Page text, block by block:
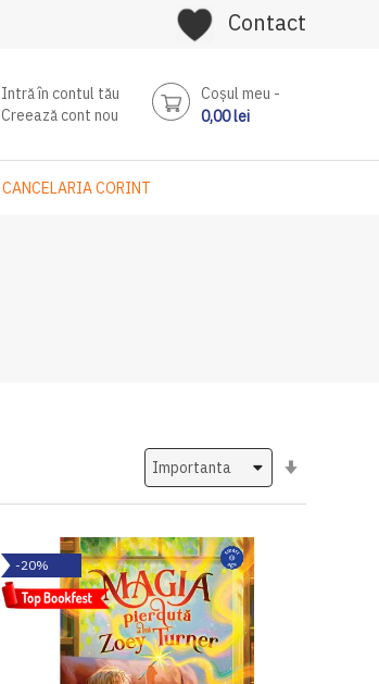
Contact
Intră în contul tău
Creează cont nou
Coşul meu
0,00 lei
CANCELARIA CORINT
-20%